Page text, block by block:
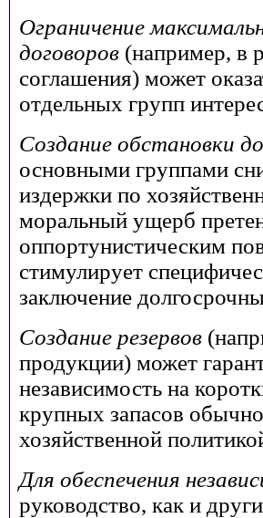
Ограничение
договоров (например, в
соглашения) может
отдельных групп
Создание обстановки
основными группами
издержки по
моральный ущерб
оппортунистическим
стимулирует
заключение
Создание резервов
продукции) может
независимость на
крупных запасов
хозяйственной
Для обеспечения
руководство, как и